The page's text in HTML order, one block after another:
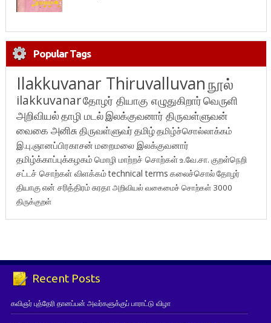
Popular Tags
Ilakkuvanar Thiruvalluvanநூல்
ilakkuvanarதோழர் தியாகு எழுதுகிறார்வெருளி
அறிவியல்தாழி மடல்இலக்குவனார் திருவள்ளுவன்
வைகை அனிசுதிருவள்ளுவர்தமிழ்தமிழ்ச்சொல்லாக்கம்
இ.பு.ஞானப்பிரகாசன் மறைமலை இலக்குவனார்
தமிழ்க்காப்புக்கழகம் மொழி மாற்றச் சொற்கள்உ.வே.சா. குறள்நெறி
சட்டச் சொற்கள் விளக்கம்technical terms கலைச்சொல்தோழர்
தியாகுஎன் சரித்திரம்சுரதாஅறிவியல் வகைமைச் சொற்கள் 3000
திருக்குறள்
Recent Posts
கவிஞர் புத்தேரி தானப்பன் அவர்களுக்குப் பாராட்டு விழா